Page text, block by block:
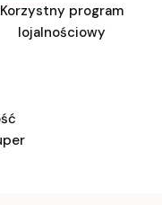
Korzystny program
lojalnościowy